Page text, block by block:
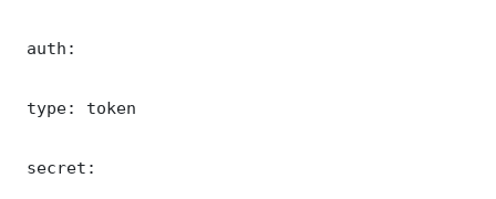
auth:
type: token
secret: